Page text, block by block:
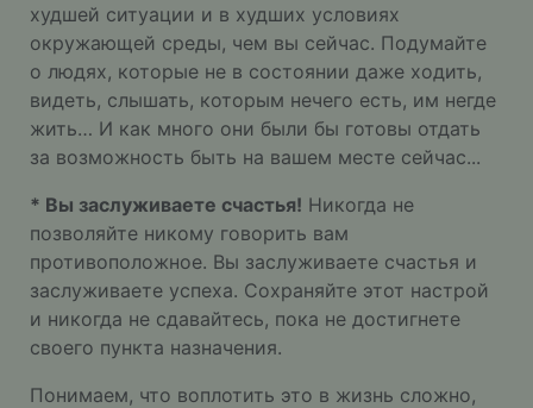
худшей ситуации и в худших условиях
окружающей среды, чем вы сейчас. Подумайте
о людях, которые не в состоянии даже ходить,
видеть, слышать, которым нечего есть, им негде
жить… И как много они были бы готовы отдать
за возможность быть на вашем месте сейчас...
* Вы заслуживаете счастья! Никогда не
позволяйте никому говорить вам
противоположное. Вы заслуживаете счастья и
заслуживаете успеха. Сохраняйте этот настрой
и никогда не сдавайтесь, пока не достигнете
своего пункта назначения.
Понимаем, что воплотить это в жизнь сложно,